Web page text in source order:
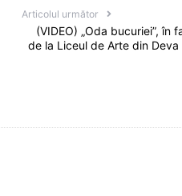
Articolul următor
(VIDEO) „Oda bucuriei”, în
de la Liceul de Arte din